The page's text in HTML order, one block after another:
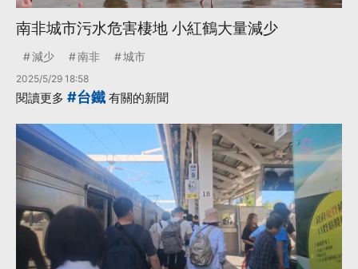
南非城市污水危害棲地 小紅鶴大量減少
減少 南非 城市
2025/5/29 18:58
閱讀更多 #台鐵 有關的新聞